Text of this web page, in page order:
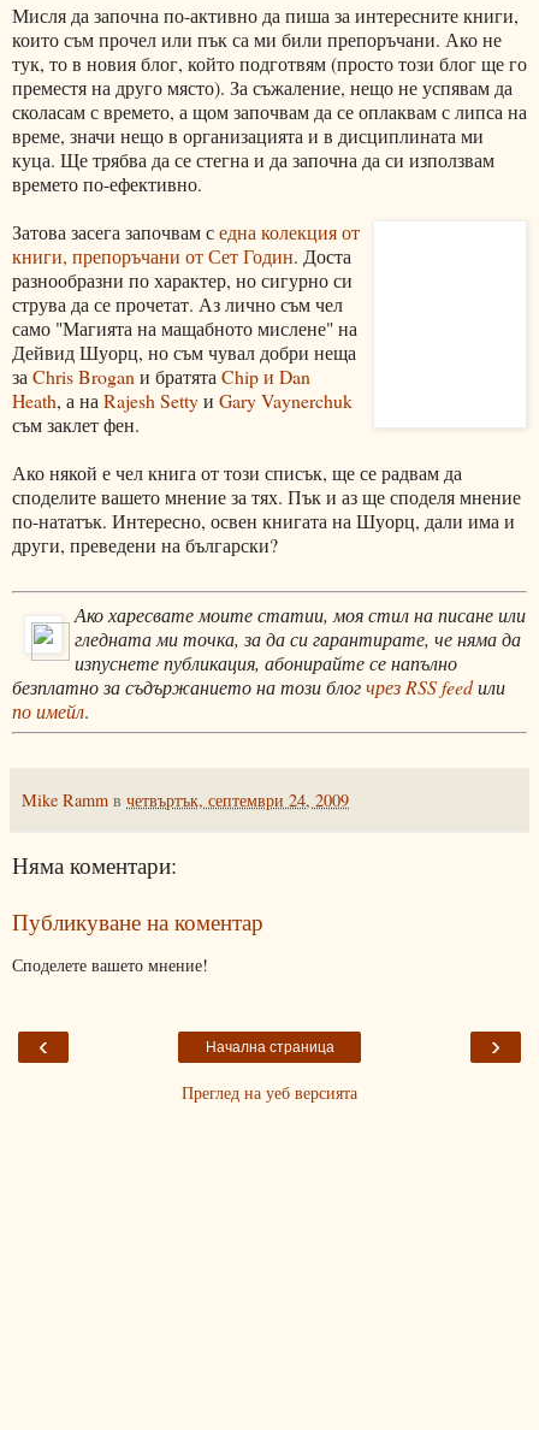
Мисля да започна по-активно да пиша за интересните книги,
които съм прочел или пък са ми били препоръчани. Ако не
тук, то в новия блог, който подготвям (просто този блог ще го
преместя на друго място). За съжаление, нещо не успявам да
сколасам с времето, а щом започвам да се оплаквам с липса на
време, значи нещо в организацията и в дисциплината ми
куца. Ще трябва да се стегна и да започна да си използвам
времето по-ефективно.
Затова засега започвам седна колекция от
книги, препоръчани от Сет Годин. Доста
разнообразни по характер, но сигурно си
струва да се прочетат. Аз лично съм чел
само "Магията на мащабното мислене" на
Дейвид Шуорц, но съм чувал добри неща
за Chris Brogan и братята Chip и Dan
Heath, а на Rajesh Settyи Gary Vaynerchuk
съм заклет фен.
Ако някой е чел книга от този списък, ще се радвам да
споделите вашето мнение за тях. Пък и аз ще споделя мнение
по-нататък. Интересно, освен книгата на Шуорц, дали има и
други, преведени на български?
Ако харесвате моите статии, моя стил на писане или
гледната ми точка, за да си гарантирате, че няма да
изпуснете публикация, абонирайте се напълно
безплатно за съдържанието на този блогчрез RSS feedили
по имейл.
Mike Ramm в четвъртък, септември 24, 2009
Няма коментари:
Публикуване на коментар
Споделете вашето мнение!
‹ ›
Начална страница
Преглед на уеб версията